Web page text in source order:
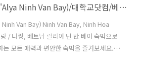
랄리아 닌 반 베이 (L'Alya Ninh Van Bay)/대학교닷컴/베트남호텔/나트랑
Van Bay) Ninh Van Bay, Ninh Hoa
/ 나짱, 베트남 랄리아 닌 반 베이 숙박으로
는 모든 매력과 편안한 숙박을 즐겨보세요.
서 단 18.1km 거리에 있는 랄리아 닌 반 베